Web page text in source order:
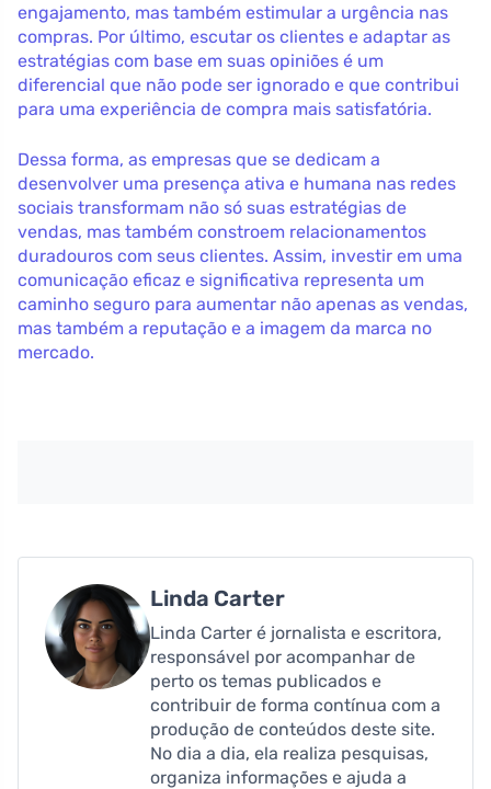
engajamento, mas também estimular a urgência nas
compras. Por último, escutar os clientes e adaptar as
estratégias com base em suas opiniões é um
diferencial que não pode ser ignorado e que contribui
para uma experiência de compra mais satisfatória.
Dessa forma, as empresas que se dedicam a
desenvolver uma presença ativa e humana nas redes
sociais transformam não só suas estratégias de
vendas, mas também constroem relacionamentos
duradouros com seus clientes. Assim, investir em uma
comunicação eficaz e significativa representa um
caminho seguro para aumentar não apenas as vendas,
mas também a reputação e a imagem da marca no
mercado.
Linda Carter
Linda Carter é jornalista e escritora,
responsável por acompanhar de
perto os temas publicados e
contribuir de forma contínua com a
produção de conteúdos deste site.
No dia a dia, ela realiza pesquisas,
organiza informações e ajuda a